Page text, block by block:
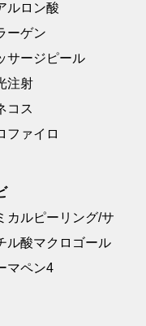
ルロン酸
ーゲン
サージピール
注射
コス
ファイロ
カルピーリング/サ
ル酸マクロゴール
マペン4